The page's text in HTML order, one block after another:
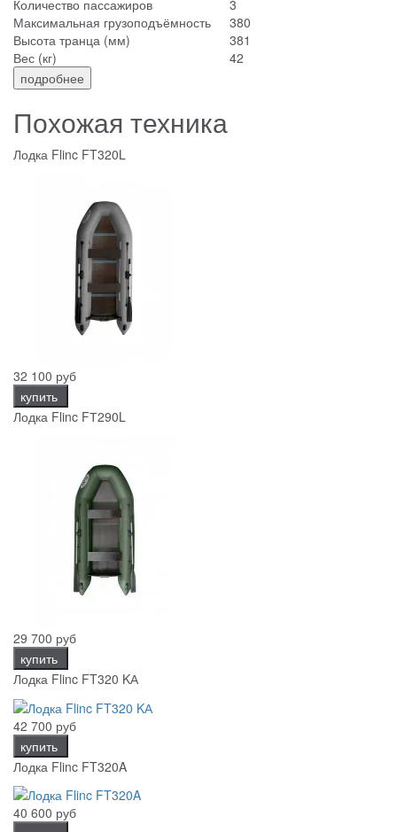
Количество пассажиров
3
Максимальная грузоподъёмность
380
Высота транца (мм)
381
Вес (кг)
42
подробнее
Похожая техника
Лодка Flinc FT320L
32 100 руб
купить
Лодка Flinc FТ290L
29 700 руб
купить
Лодка Flinc FT320 KА
42 700 руб
купить
Лодка Flinc FT320A
40 600 руб